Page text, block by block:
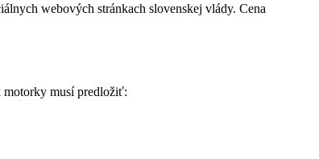
webových stránkach slovenskej vlády. Cena
motorky musí predložiť: